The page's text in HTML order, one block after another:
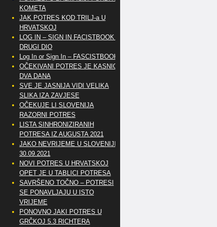
KOMETA
JAK POTRES KOD TRILJ-a U
HRVATSKOJ
LOG IN – SIGN IN FACISTBOOK –
DRUGI DIO
Log In or Sign In – FASCISTBOOK
OČEKIVANI POTRES JE KASNIO
DVA DANA
SVE JE JASNIJA VIDI VELIKA
SLIKA IZA ZAVJESE
OČEKUJE LI SLOVENIJA
RAZORNI POTRES
LISTA SINHRONIZIRANIH
POTRESA IZ AUGUSTA 2021
JAKO NEVRIJEME U SLOVENIJI
30.09.2021
NOVI POTRES U HRVATSKOJ
OPET JE U TABLICI POTRESA
SAVRŠENO TOČNO – POTRESI
SE PONAVLJAJU U ISTO
VRIJEME
PONOVNO JAKI POTRES U
GRČKOJ 5.3 RICHTERA